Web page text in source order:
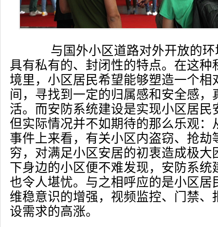
与国外小区道路对外开放的环
具有私有的、封闭性的特点。在这种
境里，小区居民希望能够塑造一个相
间，寻找到一定的归属感和安全感，
活。而安防系统建设是实现小区居民
但实际情况并不如期待的那么乐观：
事件上来看，有关小区内盗窃、抢劫
穷，对满足小区安居的初衷造成极大
下身边的小区便不难发现，安防系统
也令人堪忧。与之相呼应的是小区居
维稳意识的增强，视频监控、门禁、
设需求的高涨。